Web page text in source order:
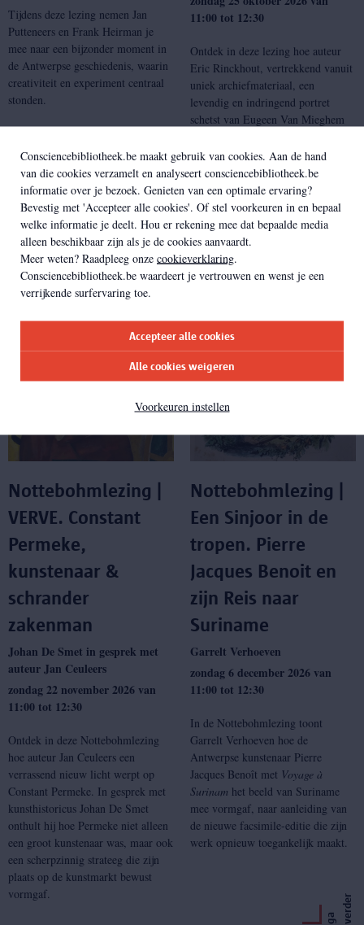
Consciencebibliotheek.be maakt gebruik van cookies. Aan de hand
van die cookies verzamelt en analyseert consciencebibliotheek.be
informatie over je bezoek. Genieten van een optimale ervaring?
Bevestig met 'Accepteer alle cookies'. Of stel voorkeuren in en bepaal
welke informatie je deelt. Hou er rekening mee dat bepaalde media
alleen beschikbaar zijn als je de cookies aanvaardt.
Meer weten? Raadpleeg onze cookieverklaring.
Consciencebibliotheek.be waardeert je vertrouwen en wenst je een
verrijkende surfervaring toe.
Accepteer alle cookies
Alle cookies weigeren
Voorkeuren instellen
Tijdens deze lezing nemen Jan
Putteneers en Frank Heirman je
mee naar een bijzonder moment in
de Antwerpse geschiedenis, waarin
creativiteit en experiment centraal
stonden.
g
a
v
e
r
d
e r
11:00 tot 12:30
Ontdek in deze lezing hoe auteur
Eric Rinckhout, vertrekkend vanuit
uniek archiefmateriaal, een
levendig en indringend portret
schetst van Eugeen Van Mieghem
stad en samenleving in volle
transformatie.
Nottebohmlezing |
VERVE. Constant
Permeke,
kunstenaar &
schrander
zakenman
Johan De Smet in gesprek met
auteur Jan Ceuleers
zondag 22 november 2026 van
11:00 tot 12:30
Ontdek in deze Nottebohmlezing
hoe auteur Jan Ceuleers een
verrassend nieuw licht werpt op
Constant Permeke. In gesprek met
kunsthistoricus Johan De Smet
onthult hij hoe Permeke niet alleen
een groot kunstenaar was, maar ook
een scherpzinnig strateeg die zijn
plaats op de kunstmarkt bewust
vormgaf.
Nottebohmlezing |
Een Sinjoor in de
tropen. Pierre
Jacques Benoit en
zijn Reis naar
Suriname
Garrelt Verhoeven
zondag 6 december 2026 van
11:00 tot 12:30
In de Nottebohmlezing toont
Garrelt Verhoeven hoe de
Antwerpse kunstenaar Pierre
Jacques Benoît met Voyage à
Surinam het beeld van Suriname
mee vormgaf, naar aanleiding van
de nieuwe facsimile-editie die zijn
werk opnieuw toegankelijk maakt.
g
a
v
e
r
d
e r